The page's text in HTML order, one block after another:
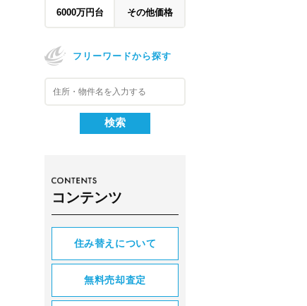
6000万円台 その他価格
フリーワードから探す
コンテンツ
住み替えについて
無料売却査定